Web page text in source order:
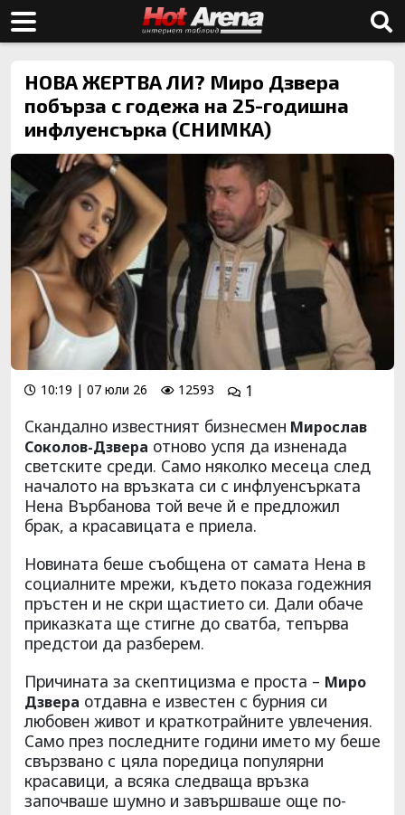
НОВА ЖЕРТВА ЛИ? Миро Дзвера
побърза с годежа на 25-годишна
инфлуенсърка (СНИМКА)
10:19 | 07 юли 26 12593 1
Скандално известният бизнесмен Мирослав
Соколов-Дзвера отново успя да изненада
светските среди. Само няколко месеца след
началото на връзката си с инфлуенсърката
Нена Върбанова той вече й е предложил
брак, а красавицата е приела.
Новината беше съобщена от самата Нена в
социалните мрежи, където показа годежния
пръстен и не скри щастието си. Дали обаче
приказката ще стигне до сватба, тепърва
предстои да разберем.
Причината за скептицизма е проста – Миро
Дзвера отдавна е известен с бурния си
любовен живот и краткотрайните увлечения.
Само през последните години името му беше
свързвано с цяла поредица популярни
красавици, а всяка следваща връзка
започваше шумно и завършваше още по-